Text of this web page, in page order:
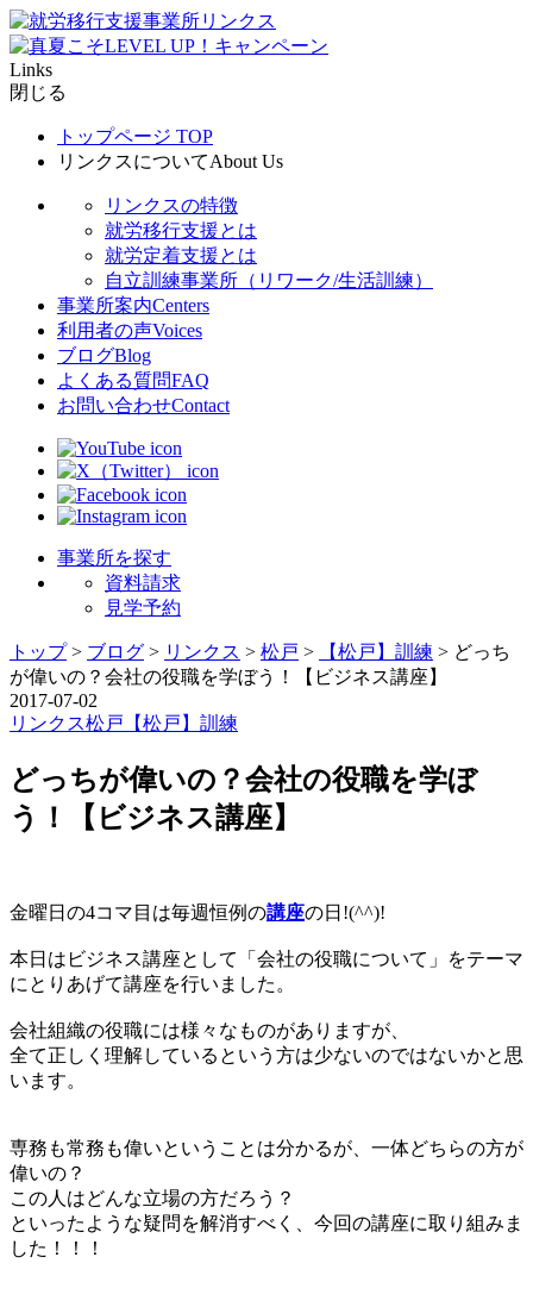
Links
閉じる
トップページ TOP
リンクスについてAbout Us
リンクスの特徴
就労移行支援とは
就労定着支援とは
自立訓練事業所（リワーク/生活訓練）
事業所案内Centers
利用者の声Voices
ブログBlog
よくある質問FAQ
お問い合わせContact
事業所を探す
資料請求
見学予約
トップ> ブログ > リンクス > 松戸 > 【松戸】訓練 > どっち
が偉いの？会社の役職を学ぼう！【ビジネス講座】
2017-07-02
リンクス松戸 【松戸】訓練
どっちが偉いの？会社の役職を学ぼ
う！【ビジネス講座】
金曜日の4コマ目は毎週恒例の講座の日!(^^)!
本日はビジネス講座として「会社の役職について」をテーマ
にとりあげて講座を行いました。
会社組織の役職には様々なものがありますが、
全て正しく理解しているという方は少ないのではないかと思
います。
専務も常務も偉いということは分かるが、一体どちらの方が
偉いの？
この人はどんな立場の方だろう？
といったような疑問を解消すべく、今回の講座に取り組みま
した！！！